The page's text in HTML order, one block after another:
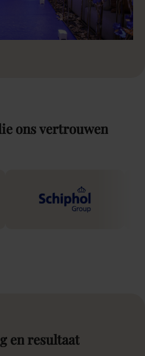
onsvertrouwen
en resultaat